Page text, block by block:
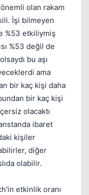
olan rakam
İşi bilmeyen
%53 etkiliymiş
%53 değil de
bu aşı
ama
bir kaç kişi daha
bir kaç kişi
olacaktı
ibaret
kişiler
diğer
olabilir.
etkinlik oranı